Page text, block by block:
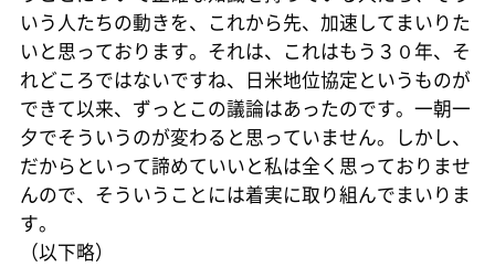
いう人たちの動きを、これから先、加速してまいりた
いと思っております。それは、これはもう３０年、そ
れどころではないですね、日米地位協定というものが
できて以来、ずっとこの議論はあったのです。一朝一
夕でそういうのが変わると思っていません。しかし、
だからといって諦めていいと私は全く思っておりませ
んので、そういうことには着実に取り組んでまいりま
す。
（以下略）